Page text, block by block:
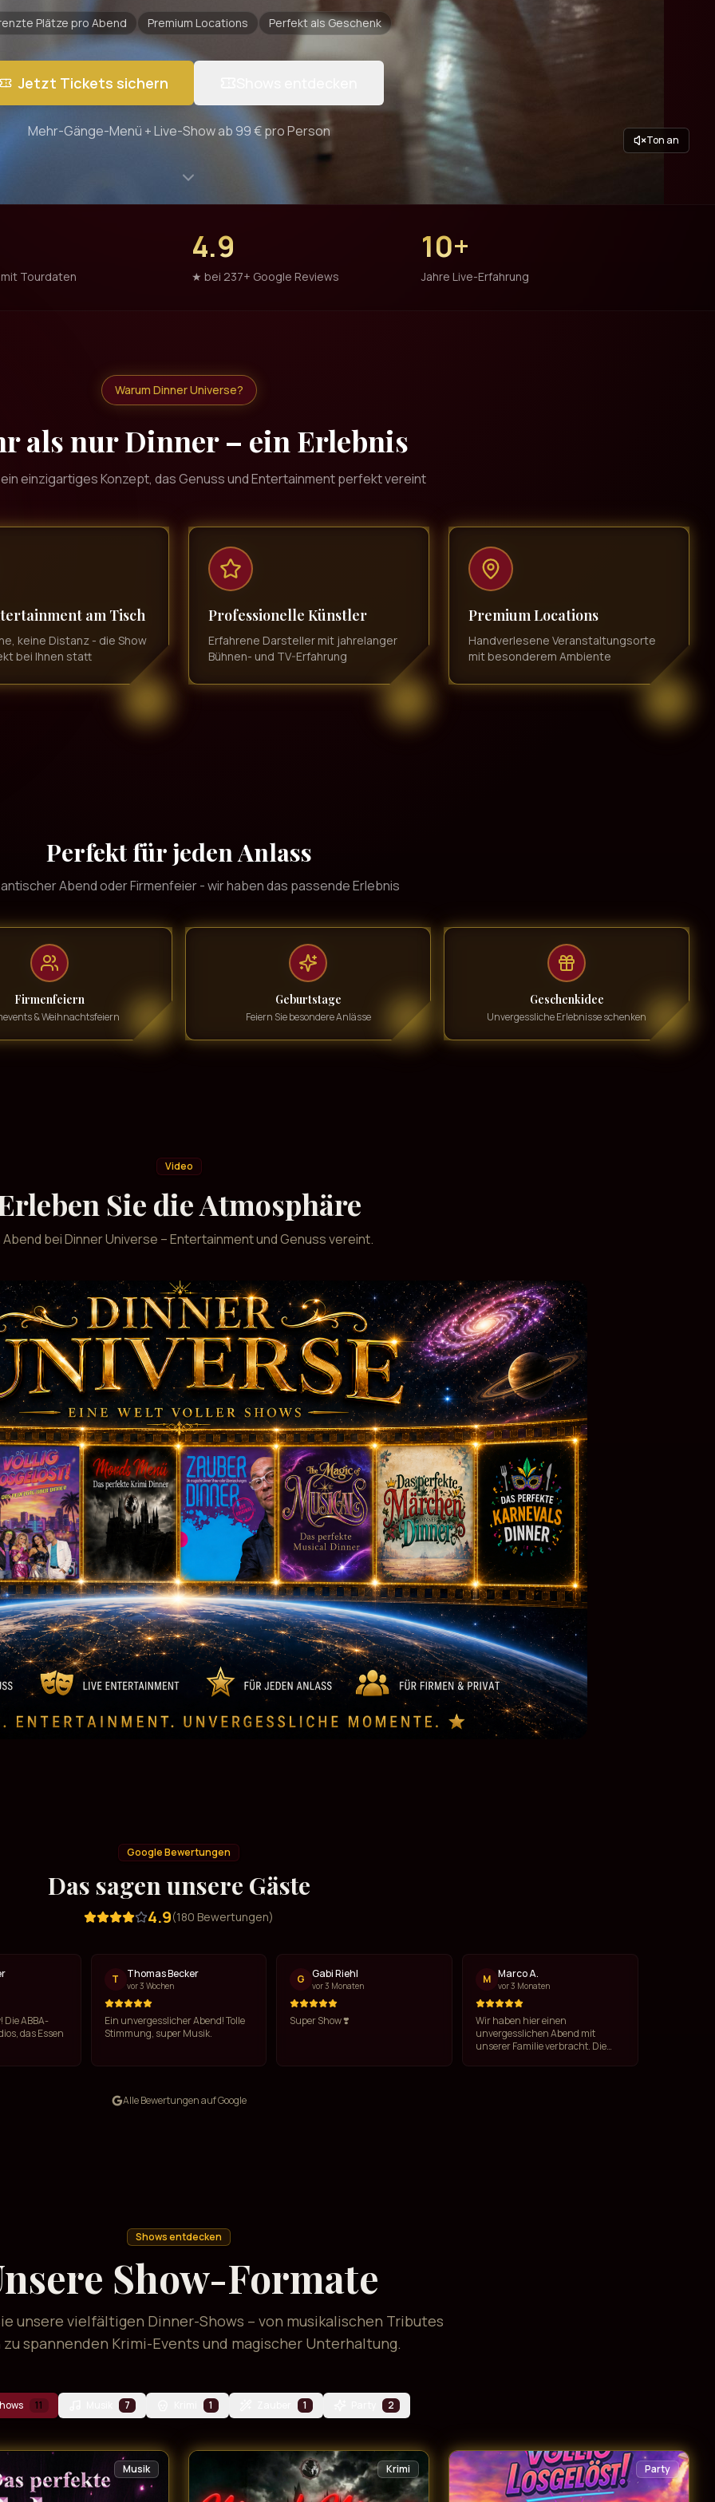
Ton an
Plätze pro Abend Premium Locations Perfekt als Geschenk
Jetzt Tickets sichern
Mehr-Gänge-Menü + Live-Show ab 99 € pro Person
Tourdaten
4.9
★ bei 237+ Google Reviews
10+
Jahre Live-Erfahrung
Warum Dinner Universe?
als nur Dinner – ein Erlebnis
einzigartiges Konzept, das Genuss und Entertainment perfekt vereint
am Tisch
keine Distanz - die Show
bei Ihnen statt
Professionelle Künstler
Erfahrene Darsteller mit jahrelanger
Bühnen- und TV-Erfahrung
Premium Locations
Handverlesene Veranstaltungsorte
mit besonderem Ambiente
Perfekt für jeden Anlass
Abend oder Firmenfeier - wir haben das passende Erlebnis
Firmenfeiern
& Weihnachtsfeiern
Geburtstage
Feiern Sie besondere Anlässe
Geschenkidee
Unvergessliche Erlebnisse schenken
Video
Sie die Atmosphäre
Abend bei Dinner Universe – Entertainment und Genuss vereint.
Google Bewertungen
Das sagen unsere Gäste
4.9(180 Bewertungen)
Die ABBA-
das Essen
T Thomas Becker
vor 3 Wochen
Ein unvergesslicher Abend! Tolle
Stimmung, super Musik.
G Gabi Riehl
vor 3 Monaten
Super Show ❣️
M Marco A.
vor 3 Monaten
Wir haben hier einen
unvergesslichen Abend mit
unserer Familie verbracht. Die
Alle Bewertungen auf Google
Shows entdecken
Show-Formate
unsere vielfältigen Dinner-Shows – von musikalischen Tributes
zu spannenden Krimi-Events und magischer Unterhaltung.
11 7 1 1 2
Musik Krimi Party